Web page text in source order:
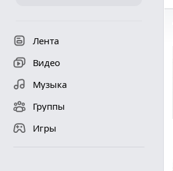
Лента
Видео
Музыка
Группы
Игры